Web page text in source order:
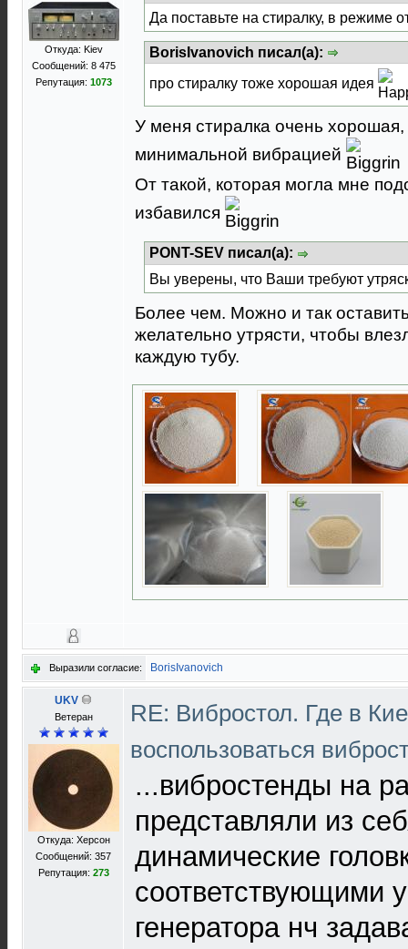
Откуда: Kiev
Сообщений: 8 475
Репутация: 1073
Да поставьте на стиралку, в режиме
BorisIvanovich писал(а):
про стиралку тоже хорошая идея
У меня стиралка очень хорошая,
минимальной вибрацией
От такой, которая могла мне
избавился
PONT-SEV писал(а):
Вы уверены, что Ваши требуют
Более чем. Можно и так
желательно утрясти, чтобы
каждую тубу.
Выразили согласие: BorisIvanovich
UKV
Ветеран
Откуда: Херсон
Сообщений: 357
Репутация: 273
RE: Вибростол. Где в
воспользоваться
...вибростенды на
представляли из
динамические
соответствующими
генератора нч